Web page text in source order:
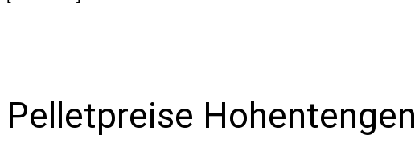
Pelletpreise Hohentengen